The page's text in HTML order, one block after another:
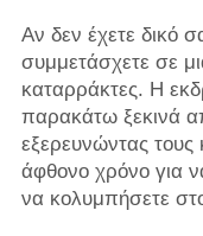
Αν δεν έχετε δικό
συμμετάσχετε σε
καταρράκτες. Η
παρακάτω ξεκινά
εξερευνώντας τους
άφθονο χρόνο για
να κολυμπήσετε